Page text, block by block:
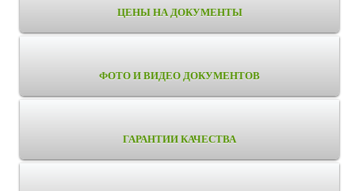
ЦЕНЫ НА ДОКУМЕНТЫ
ФОТО И ВИДЕО ДОКУМЕНТОВ
ГАРАНТИИ КАЧЕСТВА